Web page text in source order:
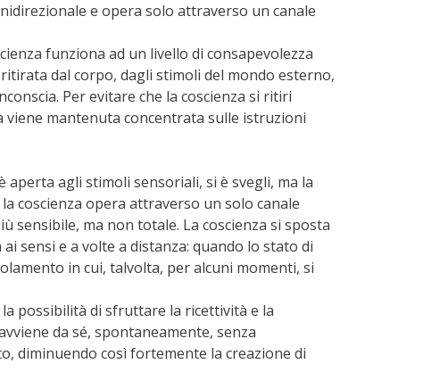
e opera solo attraverso un canale
funziona ad un livello di consapevolezza
dal corpo, dagli stimoli del mondo esterno,
Per evitare che la coscienza si ritiri
viene mantenuta concentrata sulle istruzioni
aperta agli stimoli sensoriali, si è svegli, ma la
coscienza opera attraverso un solo canale
sensibile, ma non totale. La coscienza si sposta
sensi e a volte a distanza: quando lo stato di
in cui, talvolta, per alcuni momenti, si
la possibilità di sfruttare la ricettività e la
da sé, spontaneamente, senza
diminuendo così fortemente la creazione di